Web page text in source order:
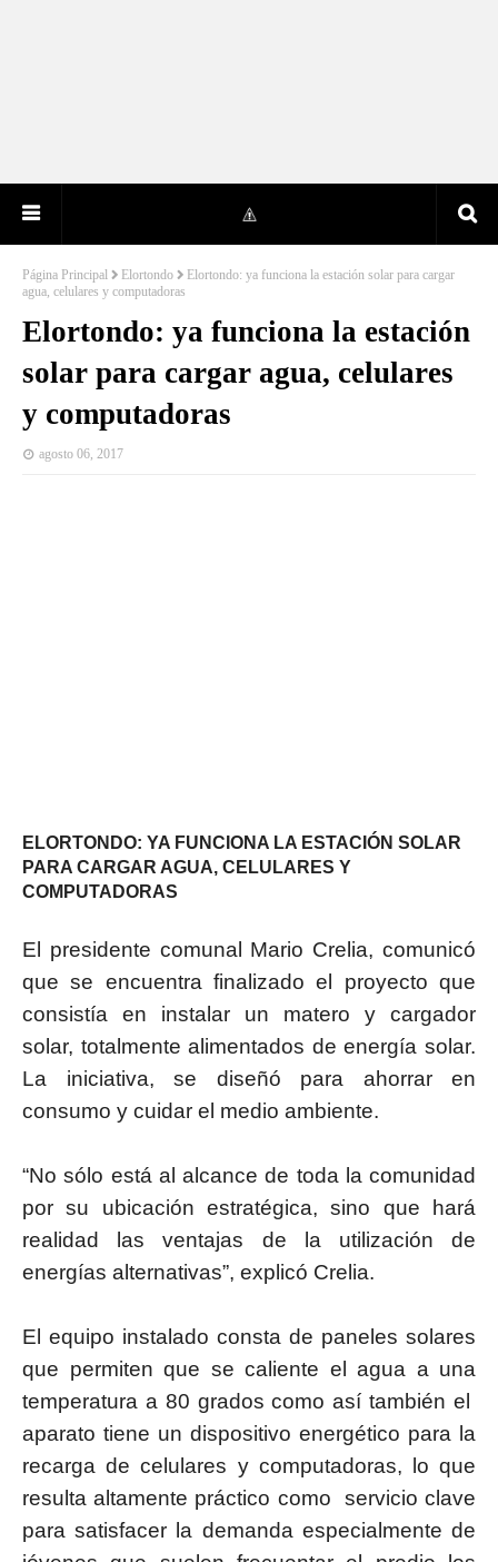
Página Principal Elortondo
Elortondo: ya funciona la estación solar para cargar
agua, celulares y computadoras
Elortondo: ya funciona la estación
solar para cargar agua, celulares
y computadoras
agosto 06, 2017
ELORTONDO: YA FUNCIONA LA ESTACIÓN SOLAR
PARA CARGAR AGUA, CELULARES Y
COMPUTADORAS
El presidente comunal Mario Crelia, comunicó
que se encuentra finalizado el proyecto que
consistía en instalar un matero y cargador
solar, totalmente alimentados de energía solar.
La iniciativa, se diseñó para ahorrar en
consumo y cuidar el medio ambiente.
“No sólo está al alcance de toda la comunidad
por su ubicación estratégica, sino que hará
realidad las ventajas de la utilización de
energías alternativas”, explicó Crelia.
El equipo instalado consta de paneles solares
que permiten que se caliente el agua a una
temperatura a 80 grados como así también el
aparato tiene un dispositivo energético para la
recarga de celulares y computadoras, lo que
resulta altamente práctico como servicio clave
para satisfacer la demanda especialmente de